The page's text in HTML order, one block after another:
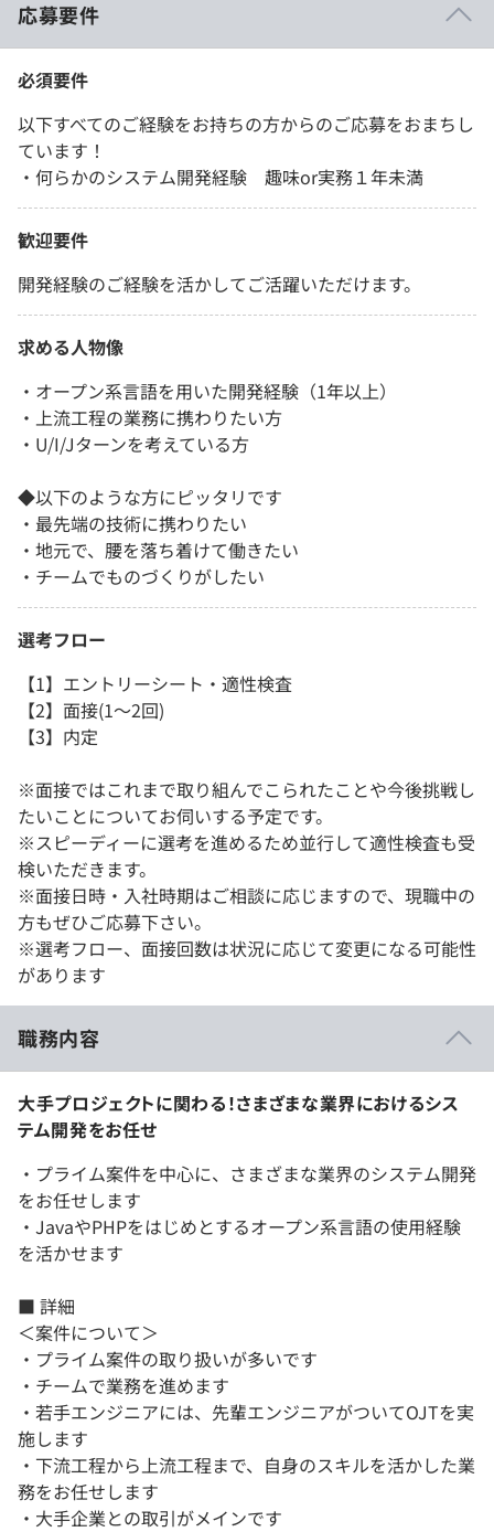
応募要件
必須要件
以下すべてのご経験をお持ちの方からのご応募をおまちし
ています！
・何らかのシステム開発経験 趣味or実務１年未満
歓迎要件
開発経験のご経験を活かしてご活躍いただけます。
求める人物像
・オープン系言語を用いた開発経験（1年以上）
・上流工程の業務に携わりたい方
・U/I/Jターンを考えている方
◆以下のような方にピッタリです
・最先端の技術に携わりたい
・地元で、腰を落ち着けて働きたい
・チームでものづくりがしたい
選考フロー
【1】エントリーシート・適性検査
【2】面接(1～2回)
【3】内定
※面接ではこれまで取り組んでこられたことや今後挑戦し
たいことについてお伺いする予定です。
※スピーディーに選考を進めるため並行して適性検査も受
検いただきます。
※面接日時・入社時期はご相談に応じますので、現職中の
方もぜひご応募下さい。
※選考フロー、面接回数は状況に応じて変更になる可能性
があります
職務内容
大手プロジェクトに関わる！さまざまな業界におけるシス
テム開発をお任せ
・プライム案件を中心に、さまざまな業界のシステム開発
をお任せします
・JavaやPHPをはじめとするオープン系言語の使用経験
を活かせます
■ 詳細
＜案件について＞
・プライム案件の取り扱いが多いです
・チームで業務を進めます
・若手エンジニアには、先輩エンジニアがついてOJTを実
施します
・下流工程から上流工程まで、自身のスキルを活かした業
務をお任せします
・大手企業との取引がメインです